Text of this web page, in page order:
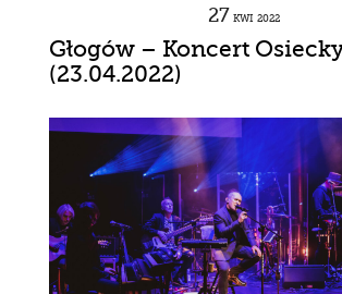
27 KWI 2022
Głogów – Koncert
(23.04.2022)